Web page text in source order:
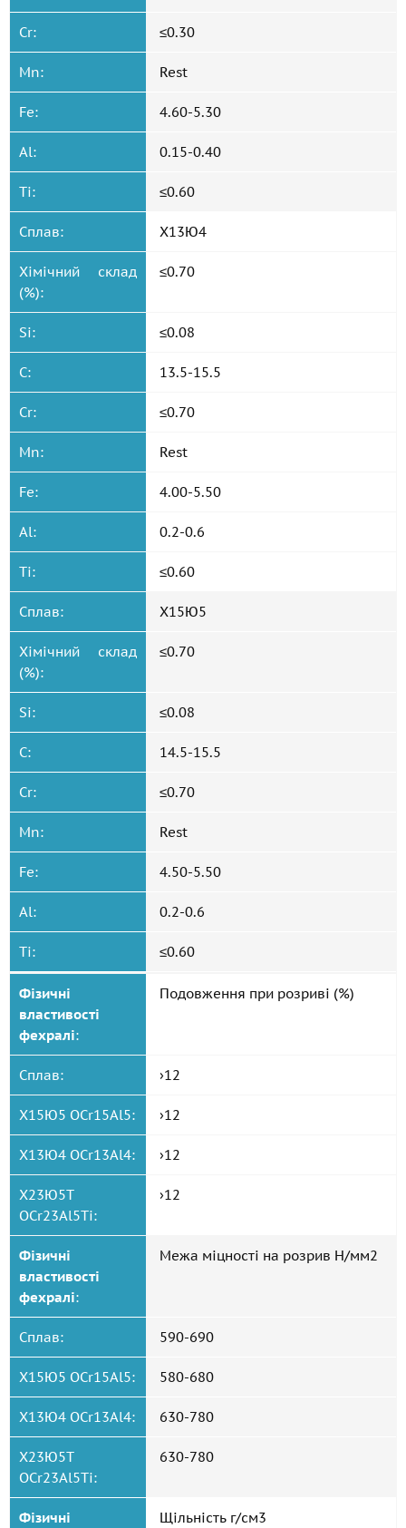
Cr: ≤0.30
Mn: Rest
Fe: 4.60-5.30
Al: 0.15-0.40
Ti: ≤0.60
Сплав: Х13Ю4
Хімічний склад
(%):
≤0.70
Si: ≤0.08
C: 13.5-15.5
Cr: ≤0.70
Mn: Rest
Fe: 4.00-5.50
Al: 0.2-0.6
Ti: ≤0.60
Сплав: Х15Ю5
Хімічний склад
(%):
≤0.70
Si: ≤0.08
C: 14.5-15.5
Cr: ≤0.70
Mn: Rest
Fe: 4.50-5.50
Al: 0.2-0.6
Ti: ≤0.60
Фізичні
властивості
фехралі:
Подовження при розриві (%)
Сплав: ›12
Х15Ю5 OCr15Al5: ›12
Х13Ю4 OCr13Al4: ›12
Х23Ю5Т
OCr23Al5Ti:
›12
Фізичні
властивості
фехралі:
Межа міцності на розрив Н/мм2
Сплав: 590-690
Х15Ю5 OCr15Al5: 580-680
Х13Ю4 OCr13Al4: 630-780
Х23Ю5Т
OCr23Al5Ti:
630-780
Фізичні
Щільність г/см3